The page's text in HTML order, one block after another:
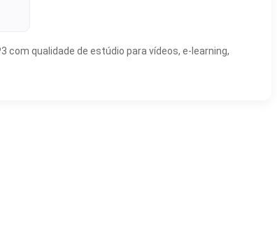
com qualidade de estúdio para vídeos, e-learning,